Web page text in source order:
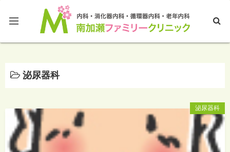
ブログTOP
泌尿器科
泌尿器科